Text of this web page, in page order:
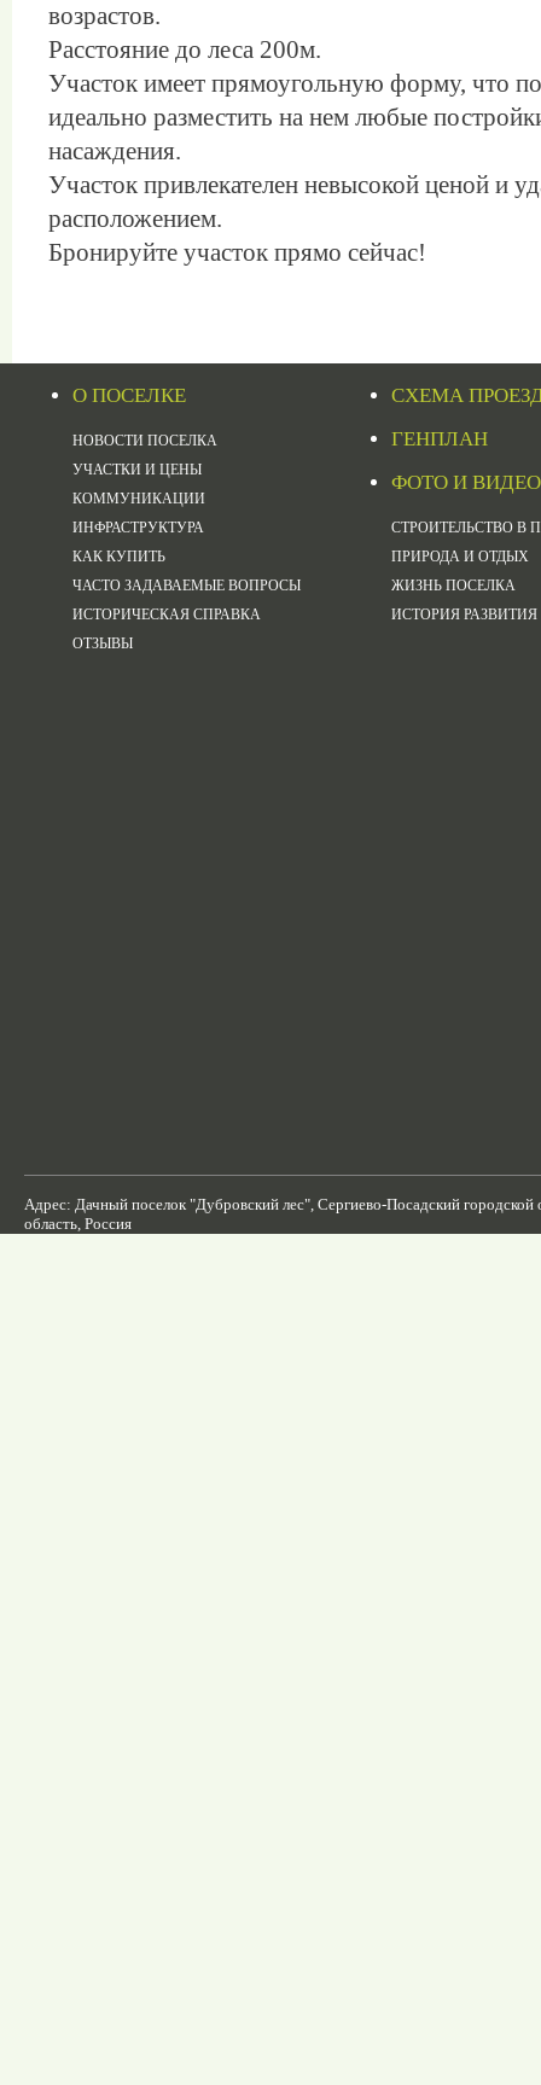
возрастов.
Расстояние до леса 200м.
Участок имеет прямоугольную форму, что
идеально разместить на нем любые
насаждения.
Участок привлекателен невысокой ценой и
расположением.
Бронируйте участок прямо сейчас!
О ПОСЕЛКЕ
НОВОСТИ ПОСЕЛКА
УЧАСТКИ И ЦЕНЫ
КОММУНИКАЦИИ
ИНФРАСТРУКТУРА
КАК КУПИТЬ
ЧАСТО ЗАДАВАЕМЫЕ ВОПРОСЫ
ИСТОРИЧЕСКАЯ СПРАВКА
ОТЗЫВЫ
СХЕМА
ГЕНПЛАН
ФОТО И ВИДЕО
СТРОИТЕЛЬСТВО В
ПРИРОДА И ОТДЫХ
ЖИЗНЬ ПОСЕЛКА
ИСТОРИЯ
Адрес: Дачный поселок "Дубровский лес", Сергиево-Посадский городской
область, Россия